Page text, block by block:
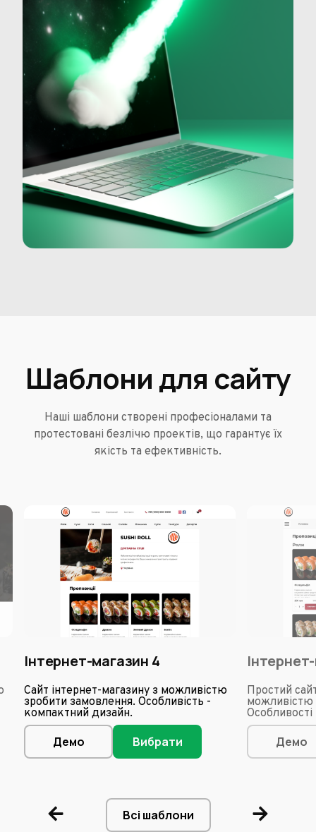
Шаблони для сайту
Наші шаблони створені професіоналами та
протестовані безлічю проектів, що гарантує їх
якість та ефективність.
Інтернет-магазин 4
Сайт інтернет-магазину з можливістю
зробити замовлення. Особливість -
компактний дизайн.
Демо Вибрати
Простий
можливістю
Демо
Всі шаблони